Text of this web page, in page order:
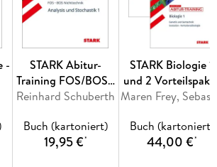
und Überarbeiten der eigenen
zuGrammatik,
Zeichensetzung, Sprache und Stil
schülergerechteLösungen zu allen
-
STARK Abitur-
Training FOS/BOS -
Mathematik Bayern
Nichttechnik, Band
1
Reinhard Schuberth
Buch (kartoniert)
19,95 €*
STARK Biologie 1
und 2
- Abitur-Training
Buch (kartoniert)
44,00 €*